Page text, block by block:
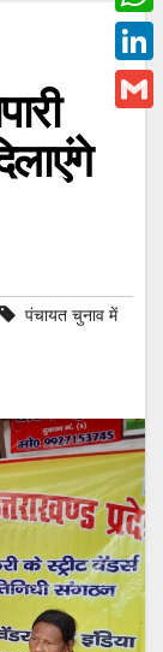
पंचायत चुनाव में
c
e
b
w
i
W
h
a
p
L
I